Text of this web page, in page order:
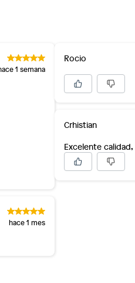
1 semana
hace 1 mes
Rocio
Crhistian